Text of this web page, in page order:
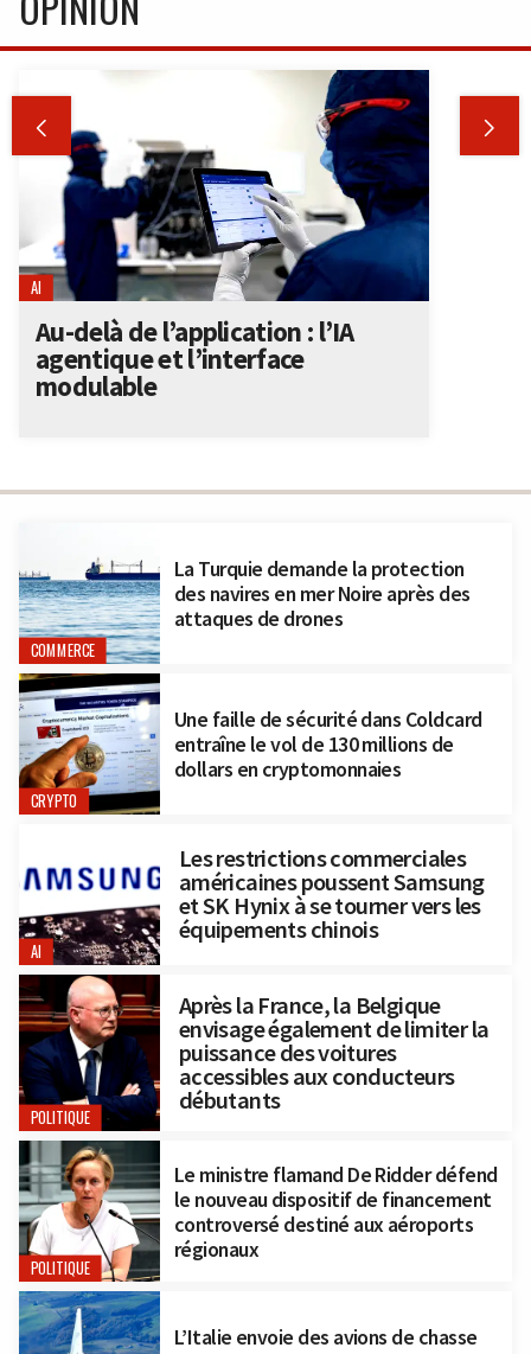
COMMERCE
La Turquie demande la protection
des navires en mer Noire après des
attaques de drones
CRYPTO
Une faille de sécurité dans Coldcard
entraîne le vol de 130 millions de
dollars en cryptomonnaies
AI
Les restrictions commerciales
américaines poussent Samsung
et SK Hynix à se tourner vers les
équipements chinois
POLITIQUE
Après la France, la Belgique
envisage également de limiter la
puissance des voitures
accessibles aux conducteurs
débutants
POLITIQUE
Le ministre flamand De Ridder défend
le nouveau dispositif de financement
controversé destiné aux aéroports
régionaux
L’Italie envoie des avions de chasse
 
AI
Au-delà de l’application : l’IA
agentique et l’interface
modulable